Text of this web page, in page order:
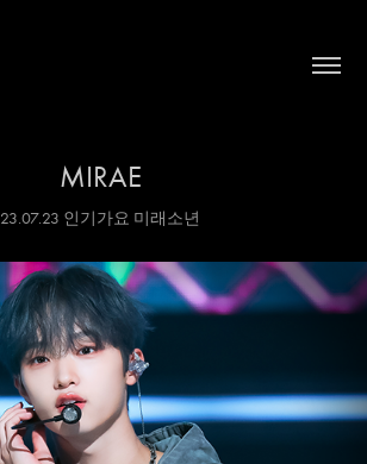
MIRAE
23.07.23 인기가요 미래소년